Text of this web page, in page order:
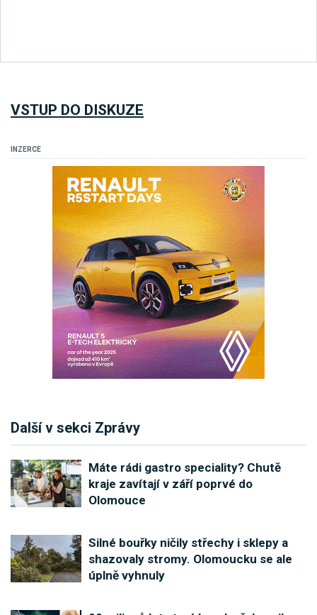
VSTUP DO DISKUZE
INZERCE
Další v sekci Zprávy
Máte rádi gastro speciality? Chutě
kraje zavítají v září poprvé do
Olomouce
Silné bouřky ničily střechy i sklepy a
shazovaly stromy. Olomoucku se ale
úplně vyhnuly